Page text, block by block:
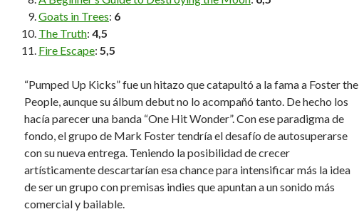
Goats in Trees: 6
The Truth: 4,5
Fire Escape: 5,5
“Pumped Up Kicks” fue un hitazo que catapultó a la fama a Foster the
People, aunque su álbum debut no lo acompañó tanto. De hecho los
hacía parecer una banda “One Hit Wonder”. Con ese paradigma de
fondo, el grupo de Mark Foster tendría el desafío de autosuperarse
con su nueva entrega. Teniendo la posibilidad de crecer
artísticamente descartarían esa chance para intensificar más la idea
de ser un grupo con premisas indies que apuntan a un sonido más
comercial y bailable.